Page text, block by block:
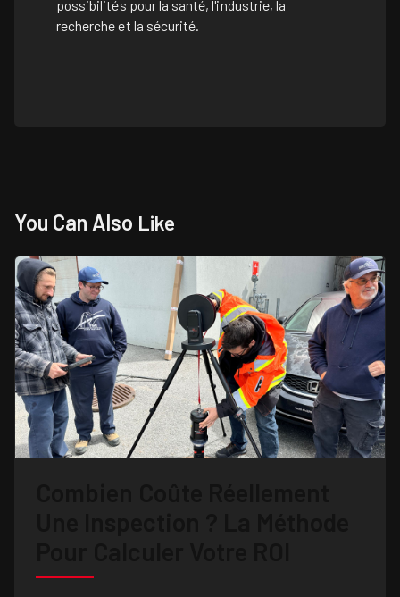
possibilités pour la santé, l'industrie, la
recherche et la sécurité.
You Can Also Like